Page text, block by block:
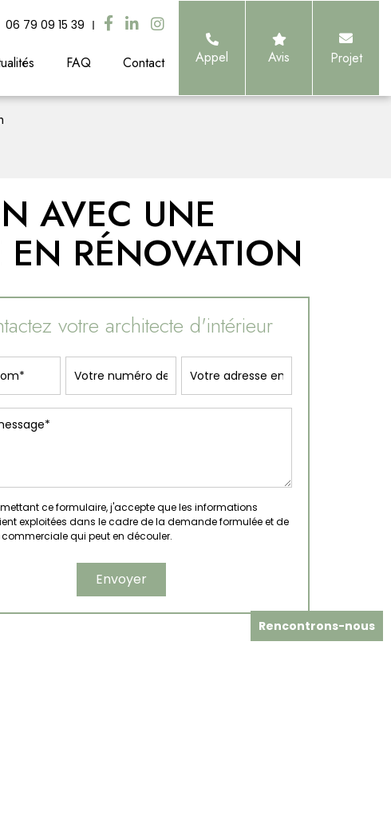
06 79 09 15 39
FAQ Contact Appel Avis Projet
AVEC UNE
EN RÉNOVATION
votre architecte d'intérieur
ce formulaire, j'accepte que les informations
exploitées dans le cadre de la demande formulée et de
qui peut en découler.
Rencontrons-nous